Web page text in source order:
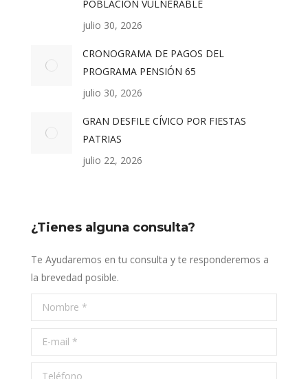
POBLACIÓN VULNERABLE
julio 30, 2026
CRONOGRAMA DE PAGOS DEL
PROGRAMA PENSIÓN 65
julio 30, 2026
GRAN DESFILE CÍVICO POR FIESTAS
PATRIAS
julio 22, 2026
¿Tienes alguna consulta?
Te Ayudaremos en tu consulta y te responderemos a
la brevedad posible.
Nombre *
E-mail *
Teléfono